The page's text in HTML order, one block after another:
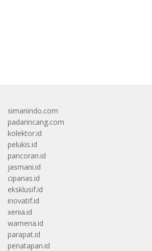
simanindo.com
padarincang.com
kolektor.id
pelukis.id
pancoran.id
jasmani.id
cipanas.id
eksklusif.id
inovatif.id
xenia.id
wamena.id
parapat.id
penatapan.id